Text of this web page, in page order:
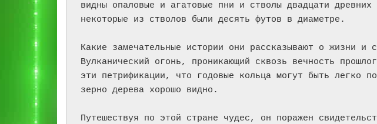
видны опаловые и агатовые пни и стволы двадцати древних
некоторые из стволов были десять футов в диаметре.
Какие замечательные истории они рассказывают о жизни и
Вулканический огонь, проникающий сквозь вечность
эти петрификации, что годовые кольца могут быть легко
зерно дерева хорошо видно.
Путешествуя по этой стране чудес, он поражен